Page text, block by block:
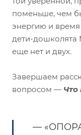
поменьше, чем
энергию и
дети-
еще нет и двух.
Завершаем
вопросом —
—